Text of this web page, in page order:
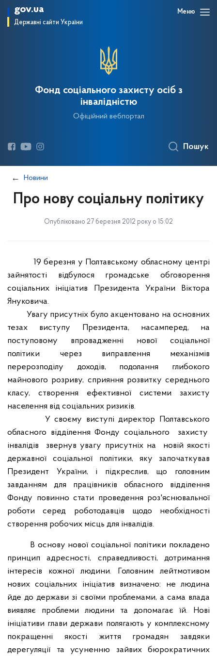
gov.ua
Державні сайти України
Меню
Фонд соціального захисту осіб з
інвалідністю
Офіційний вебпортал
Пошук
Новини
Про нову соціальну політику
Опубліковано 27 березня 2012 року о 15:02
19 березня у Полтавському обласному центрі
зайнятості відбулося громадське обговорення
соціальних ініціатив Президента України Віктора
Януковича.
Увагу присутніх було акцентовано на основних
тезах виступу Президента, насамперед, на
поступовому впровадженні нової соціальної
політики через виправлення механізмів
перерозподілу доходів, подолання глибокого
майнового розриву, сприяння розвитку середнього
класу, створення ефективної системи захисту
населення від соціальних ризиків.
У своєму виступі директор Полтавського
обласного відділення Фонду соціального
захисту
інвалідів
звернув увагу присутніх на
новій якості
державної соціальної політики, яку започаткував
Президент України, і підкреслив, що головним
завданням для працівників обласного відділення
Фонду повинно стати проведення роз'яснювальної
роботи серед роботодавців щодо необхідності
створення робочих місць для інвалідів.
В основу нової соціальної політики покладено
принцип адресності, справедливості, дотримання
інтересів кожної людини. Головним лейтмотивом
нових соціальних ініціатив визначено: не людина
йде до держави зі своїми проблемами, а сама влада
виявляє проблеми людини та допомагає їй. Нові
ініціативи глави держави полягають у комплексному
покращенні якості життя громадян завдяки
дерегуляції та усуненню зайвих бюрократичних